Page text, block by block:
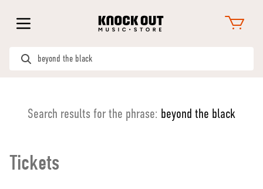
Search results for the phrase: beyond the black
Tickets